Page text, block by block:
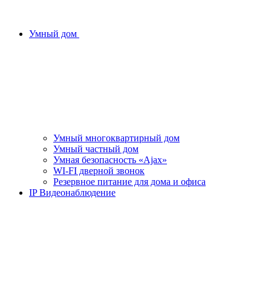
Умный дом
Умный многоквартирный дом
Умный частный дом
Умная безопасность «Ajax»
WI-FI дверной звонок
Резервное питание для дома и офиса
IP Видеонаблюдение